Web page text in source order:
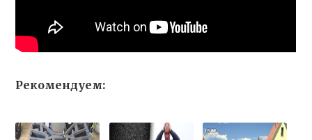
Рекомендуем: